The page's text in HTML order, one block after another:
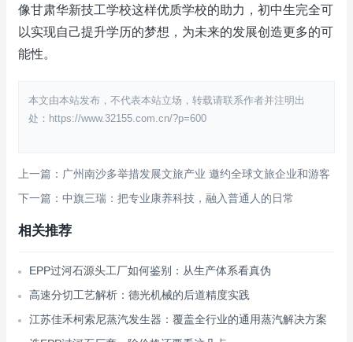
像甘肃华新技工学校这样优质学校的助力，初中生完全可
以实现自己提升学历的梦想，为未来的发展创造更多的可
能性。
本文由本站发布，不代表本站立场，转载请联系作者并注明出
处：https://www.32155.com.cn/?p=600
上一篇：广州南沙多举措发展文旅产业 邀约全球文旅企业和游客
下一篇：中旗三瑞：把专业康养科技，融入普通人的日常
相关推荐
EPP过河石源头工厂如何鉴别：从生产体系看真伪
高速分切工艺解析：德光机械的后道精度实践
江苏佳禾柯索尼蒸汽发生器：覆盖全行业的通用蒸汽解决方案